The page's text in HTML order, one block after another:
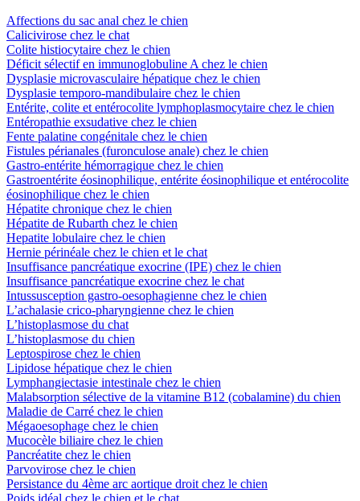
Affections du sac anal chez le chien
Calicivirose chez le chat
Colite histiocytaire chez le chien
Déficit sélectif en immunoglobuline A chez le chien
Dysplasie microvasculaire hépatique chez le chien
Dysplasie temporo-mandibulaire chez le chien
Entérite, colite et entérocolite lymphoplasmocytaire chez le chien
Entéropathie exsudative chez le chien
Fente palatine congénitale chez le chien
Fistules périanales (furonculose anale) chez le chien
Gastro-entérite hémorragique chez le chien
Gastroentérite éosinophilique, entérite éosinophilique et entérocolite
éosinophilique chez le chien
Hépatite chronique chez le chien
Hépatite de Rubarth chez le chien
Hepatite lobulaire chez le chien
Hernie périnéale chez le chien et le chat
Insuffisance pancréatique exocrine (IPE) chez le chien
Insuffisance pancréatique exocrine chez le chat
Intussusception gastro-oesophagienne chez le chien
L’achalasie crico-pharyngienne chez le chien
L’histoplasmose du chat
L’histoplasmose du chien
Leptospirose chez le chien
Lipidose hépatique chez le chien
Lymphangiectasie intestinale chez le chien
Malabsorption sélective de la vitamine B12 (cobalamine) du chien
Maladie de Carré chez le chien
Mégaoesophage chez le chien
Mucocèle biliaire chez le chien
Pancréatite chez le chien
Parvovirose chez le chien
Persistance du 4ème arc aortique droit chez le chien
Poids idéal chez le chien et le chat